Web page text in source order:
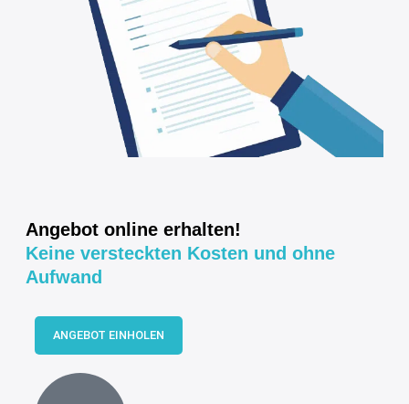
Angebot online erhalten!
Keine versteckten Kosten und ohne
Aufwand
ANGEBOT EINHOLEN